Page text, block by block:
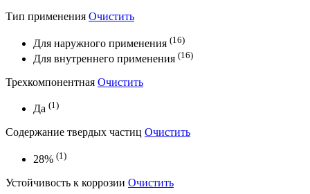
Тип применения Очистить
Для наружного применения (16)
Для внутреннего применения (16)
Трехкомпонентная Очистить
Да (1)
Содержание твердых частиц Очистить
28% (1)
Устойчивость к коррозии Очистить